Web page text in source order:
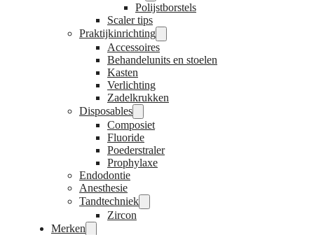
Polijstborstels
Scaler tips
Praktijkinrichting
Accessoires
Behandelunits en stoelen
Kasten
Verlichting
Zadelkrukken
Disposables
Composiet
Fluoride
Poederstraler
Prophylaxe
Endodontie
Anesthesie
Tandtechniek
Zircon
Merken